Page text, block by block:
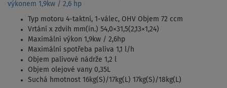
výkonem 1,9kw / 2,6 hp
Typ motoru 4-taktní, 1-válec, OHV Objem 72 ccm
Vrtání x zdvih mm(in.) 54,0×31,5(2,13×1,24)
Maximální výkon 1,9kw / 2,6hp
Maximální spotřeba paliva 1,1 l/h
Objem palivové nádrže 1,2 l
Objem olejové vany 0,35L
Suchá hmotnost 16kg(S)/17kg(L) 17kg(S)/18kg(L)